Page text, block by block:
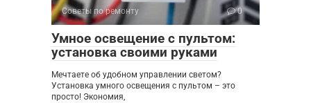
Советы по ремонту 0
Умное освещение с пультом:
установка своими руками
Мечтаете об удобном управлении светом?
Установка умного освещения с пультом – это
просто! Экономия,